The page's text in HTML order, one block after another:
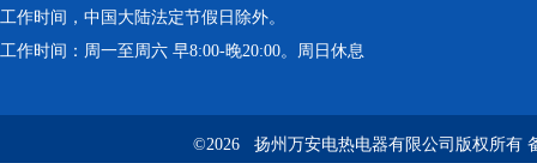
工作时间，中国大陆法定节假日除外。
工作时间：周一至周六 早8:00-晚20:00。周日休息
©2026 扬州万安电热电器有限公司版权所有